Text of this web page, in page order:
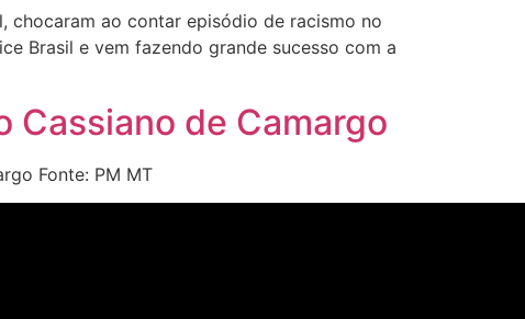
chocaram ao contar episódio de racismo no
Brasil e vem fazendo grande sucesso com a
de Camargo
Fonte: PM MT